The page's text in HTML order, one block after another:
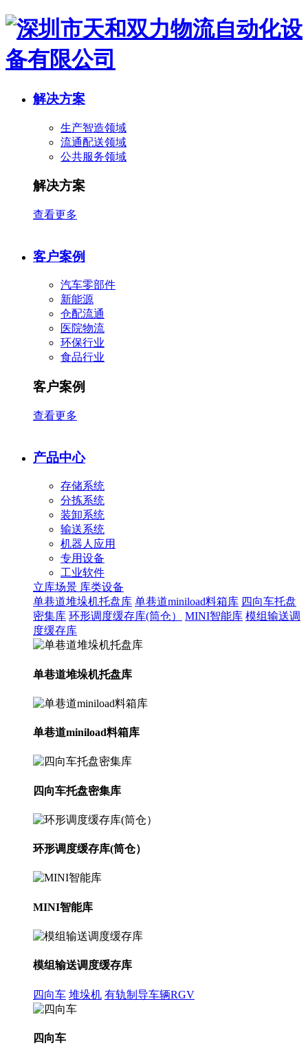
解决方案
生产智造领域
流通配送领域
公共服务领域
解决方案
查看更多
客户案例
汽车零部件
新能源
仓配流通
医院物流
环保行业
食品行业
客户案例
查看更多
产品中心
存储系统
分拣系统
装卸系统
输送系统
机器人应用
专用设备
工业软件
立库场景 库类设备
单巷道堆垛机托盘库 单巷道miniload料箱库 四向车托盘
密集库 环形调度缓存库(筒仓） MINI智能库 模组输送调
度缓存库
单巷道堆垛机托盘库
单巷道miniload料箱库
四向车托盘密集库
环形调度缓存库(筒仓）
MINI智能库
模组输送调度缓存库
四向车 堆垛机 有轨制导车辆RGV
四向车